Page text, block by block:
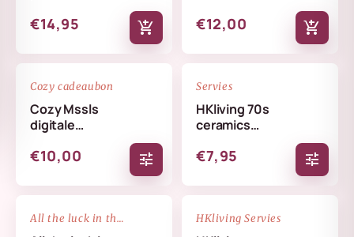
€14,95 add_shopping_cart €12,00 add_shopping_cart
Cozy cadeaubon
Cozy Mssls
digitale
Alleen online te
€10,00 tune
Servies
HKliving 70s
ceramics
€7,95 tune
All the luck in the world NIEUW
HKliving Servies